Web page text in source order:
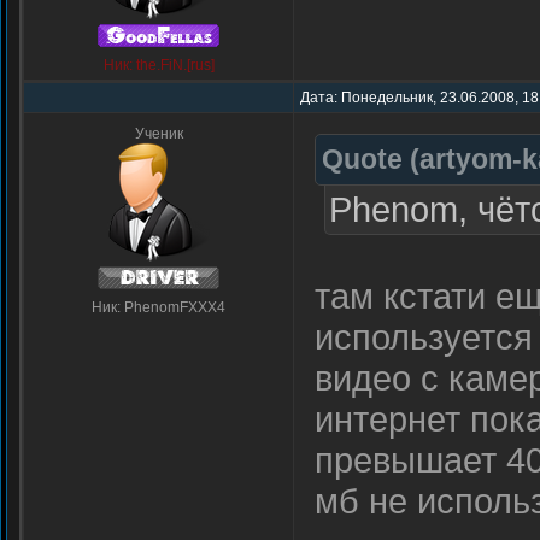
Ник: the.FiN.[rus]
Дата: Понедельник, 23.06.2008,
Ученик
Ник: PhenomFXXX4
Quote (artyom-
Phenom,
там кстати
видео с
интернет
превышает
мб не